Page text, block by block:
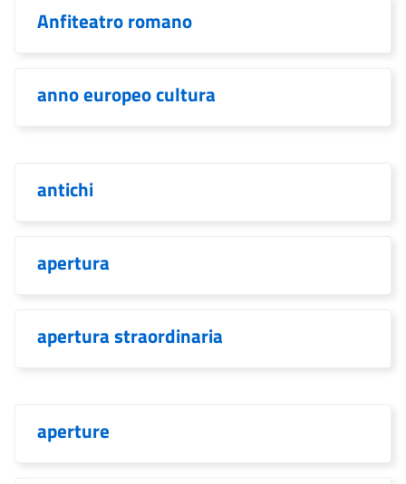
Anfiteatro romano
anno europeo cultura
antichi
apertura
apertura straordinaria
aperture